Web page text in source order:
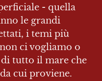
- quella
le grandi
i temi più
ci vogliamo o
tutto il mare che
cui proviene.